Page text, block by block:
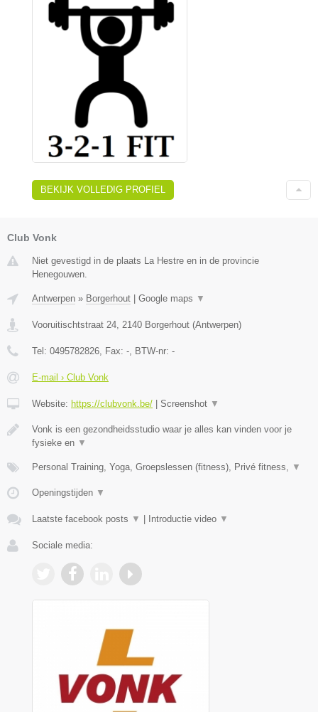
BEKIJK VOLLEDIG PROFIEL
Club Vonk
Niet gevestigd in de plaats La Hestre en in de provincie
Henegouwen.
Antwerpen » Borgerhout | Google maps ▼
Vooruitischtstraat 24 2140 Borgerhout (Antwerpen)
Tel: 0495782826 , Fax: - , BTW-nr: -
E-mail › Club Vonk
Website: https://clubvonk.be/ | Screenshot ▼
Vonk is een gezondheidsstudio waar je alles kan vinden voor je
fysieke en ▼
Personal Training, Yoga, Groepslessen (fitness), Privé fitness, ▼
Openingstijden ▼
Laatste facebook posts ▼ | Introductie video ▼
Sociale media: